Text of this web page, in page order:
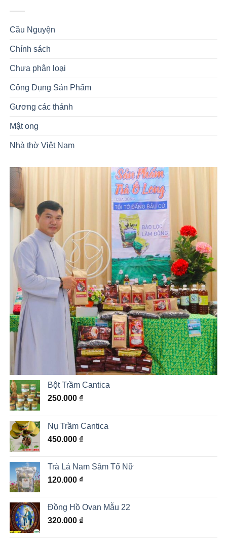
Cầu Nguyện
Chính sách
Chưa phân loại
Công Dụng Sản Phẩm
Gương các thánh
Mật ong
Nhà thờ Việt Nam
Bột Trầm Cantica
250.000 ₫
Nụ Trầm Cantica
450.000 ₫
Trà Lá Nam Sâm Tố Nữ
120.000 ₫
Đồng Hồ Ovan Mẫu 22
320.000 ₫